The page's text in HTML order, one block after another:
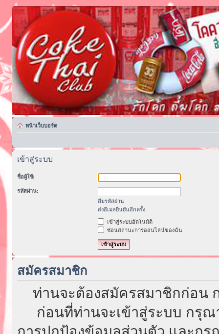
หน้าเว็บบอร์ด
เข้าสู่ระบบ
ชื่อผู้ใช้:
รหัสผ่าน:
ลืมรหัสผ่าน
ส่งอีเมลยืนยันอีกครั้ง
เข้าสู่ระบบอัตโนมัติ
ซ่อนสถานะการออนไลน์ของฉัน
สมัครสมาชิก
ท่านจะต้องสมัครสมาชิกก่อน
ก่อนที่ท่านจะเข้าสู่ระบบ กรุณ